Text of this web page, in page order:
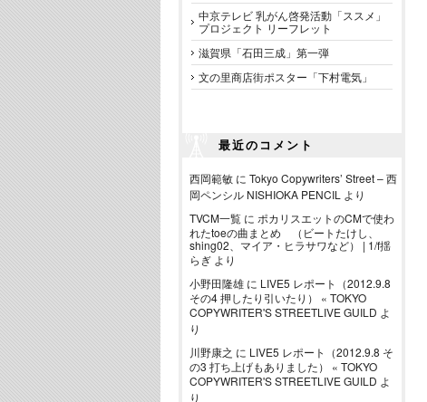
中京テレビ 乳がん啓発活動「ススメ」
プロジェクト リーフレット
滋賀県「石田三成」第一弾
文の里商店街ポスター「下村電気」
最近のコメント
西岡範敏 に Tokyo Copywriters’ Street – 西
岡ペンシル NISHIOKA PENCIL より
TVCM一覧 に ポカリスエットのCMで使わ
れたtoeの曲まとめ （ビートたけし、
shing02、マイア・ヒラサワなど） | 1/f揺
らぎ より
小野田隆雄 に LIVE5 レポート（2012.9.8
その4 押したり引いたり） « TOKYO
COPYWRITER'S STREETLIVE GUILD よ
り
川野康之 に LIVE5 レポート（2012.9.8 そ
の3 打ち上げもありました） « TOKYO
COPYWRITER'S STREETLIVE GUILD よ
り